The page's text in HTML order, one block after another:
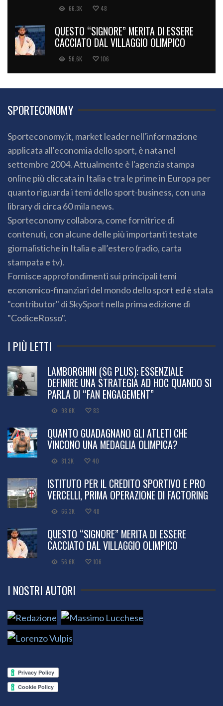
66.3K 48
QUESTO “SIGNORE” MERITA DI ESSERE
CACCIATO DAL VILLAGGIO OLIMPICO
56.6K 106
SPORTECONOMY
Sporteconomy.it, market leader nell'informazione
applicata all'economia dello sport, è nata nel
settembre 2004. Attualmente è l'agenzia stampa
online più cliccata in Italia e tra le prime in Europa per
quanto riguarda i temi dello sport-business, con una
library di circa 60 mila news.
Sporteconomy collabora, come fornitrice di
contenuti, con alcune delle più importanti testate
giornalistiche in Italia e all’estero (radio, carta
stampata e tv).
Fornisce approfondimenti sui principali temi
economico-finanziari del mondo dello sport ed è stata
"contributor" di SkySport nella prima edizione di
"CodiceRosso".
I PIÙ LETTI
LAMBORGHINI (SG PLUS): ESSENZIALE
DEFINIRE UNA STRATEGIA AD HOC QUANDO SI
PARLA DI “FAN ENGAGEMENT”
98.6K 83
QUANTO GUADAGNANO GLI ATLETI CHE
VINCONO UNA MEDAGLIA OLIMPICA?
81.3K 40
ISTITUTO PER IL CREDITO SPORTIVO E PRO
VERCELLI, PRIMA OPERAZIONE DI FACTORING
66.3K 48
QUESTO “SIGNORE” MERITA DI ESSERE
CACCIATO DAL VILLAGGIO OLIMPICO
56.6K 106
I NOSTRI AUTORI